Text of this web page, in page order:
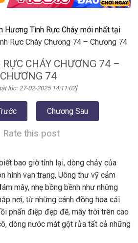
Hương Tình Rực Cháy mới nhất tại
Rực Cháy Chương 74 – Chương 74
CHÁY CHƯƠNG 74 –
CHƯƠNG 74
lúc: 27-02-2025 14:11:02]
Chương Sau
Rate this post
bao giờ tỉnh lại, dòng chảy của
hình vạn trạng, Uông thư vỹ cảm
mây, nhẹ bồng bềnh như những
nơi, từ những cánh đồng hoa cải
phấn điệp đẹp đẽ, mây trời trên cao
dòng nước mát gột rửa tất cả những